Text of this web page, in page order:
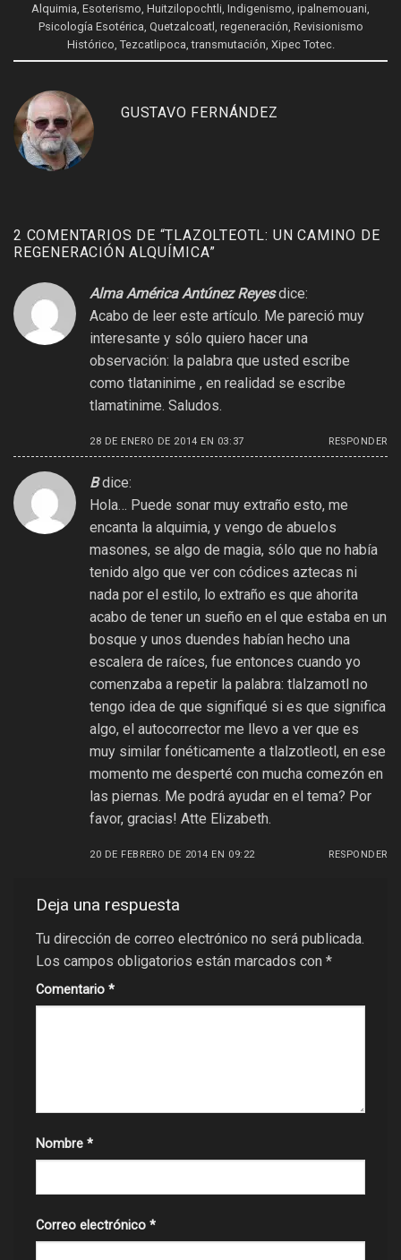
Alquimia Esoterismo Huitzilopochtli Indigenismo ipalnemouani
Psicología Esotérica Quetzalcoatl regeneración Revisionismo
Histórico Tezcatlipoca ,transmutación Xipec Totec
GUSTAVO FERNÁNDEZ
2 COMENTARIOS DE “TLAZOLTEOTL: UN CAMINO DE
REGENERACIÓN ALQUÍMICA”
Alma América Antúnez Reyes dice:
Acabo de leer este artículo. Me pareció muy
interesante y sólo quiero hacer una
observación: la palabra que usted escribe
como tlataninime , en realidad se escribe
tlamatinime. Saludos.
28 DE ENERO DE 2014 EN 03:37 RESPONDER
B dice:
Hola… Puede sonar muy extraño esto, me
encanta la alquimia, y vengo de abuelos
masones, se algo de magia, sólo que no había
tenido algo que ver con códices aztecas ni
nada por el estilo, lo extraño es que ahorita
acabo de tener un sueño en el que estaba en un
bosque y unos duendes habían hecho una
escalera de raíces, fue entonces cuando yo
comenzaba a repetir la palabra: tlalzamotl no
tengo idea de que signifiqué si es que significa
algo, el autocorrector me llevo a ver que es
muy similar fonéticamente a tlalzotleotl, en ese
momento me desperté con mucha comezón en
las piernas. Me podrá ayudar en el tema? Por
favor, gracias! Atte Elizabeth.
20 DE FEBRERO DE 2014 EN 09:22 RESPONDER
Deja una respuesta
Tu dirección de correo electrónico no será publicada.
Los campos obligatorios están marcados con *
Comentario *
Nombre *
Correo electrónico *